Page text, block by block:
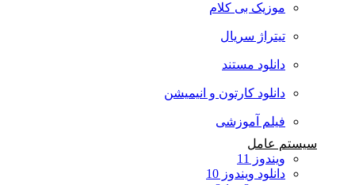
موزیک بی کلام
تیتراژ سریال
دانلود مستند
دانلود کارتون و انیمیشن
فیلم آموزشی
سیستم عامل
ویندوز 11
دانلود ویندوز 10